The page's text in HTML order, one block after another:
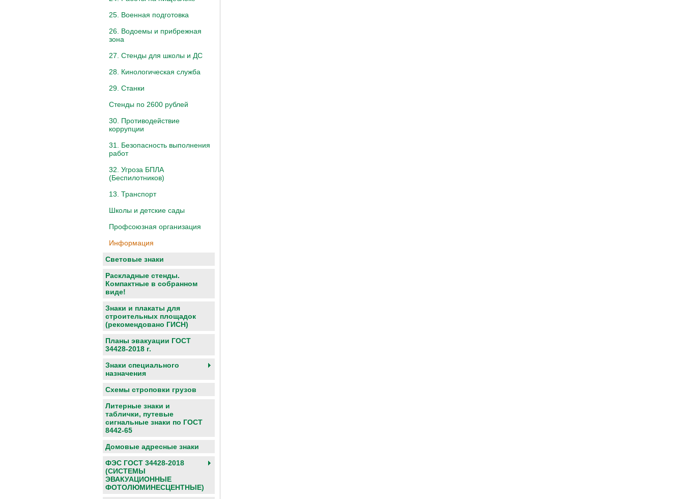
25. Военная подготовка
26. Водоемы и прибрежная
зона
27. Стенды для школы и ДС
28. Кинологическая служба
29. Станки
Стенды по 2600 рублей
30. Противодействие
коррупции
31. Безопасность выполнения
работ
32. Угроза БПЛА
(Беспилотников)
13. Транспорт
Школы и детские сады
Профсоюзная организация
Информация
Световые знаки
Раскладные стенды.
Компактные в собранном
виде!
Знаки и плакаты для
строительных площадок
(рекомендовано ГИСН)
Планы эвакуации ГОСТ
34428-2018 г.
Знаки специального
назначения
Схемы строповки грузов
Литерные знаки и
таблички, путевые
сигнальные знаки по ГОСТ
8442-65
Домовые адресные знаки
ФЭС ГОСТ 34428-2018
(СИСТЕМЫ
ЭВАКУАЦИОННЫЕ
ФОТОЛЮМИНЕСЦЕНТНЫЕ)